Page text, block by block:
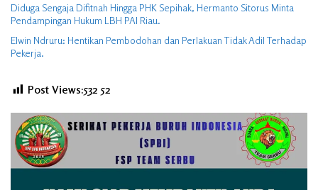
Diduga Sengaja Difitnah Hingga PHK Sepihak, Hermanto Sitorus Minta
Pendampingan Hukum LBH PAI Riau.
Elwin Ndruru: Hentikan Pembodohan dan Perlakuan Tidak Adil Terhadap
Pekerja.
Post Views:532 52